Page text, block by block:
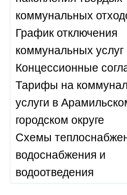
коммунальных
График отключения
коммунальных услуг
Концессионные
Тарифы на
услуги в
городском округе
Схемы
водоснабжения и
водоотведения